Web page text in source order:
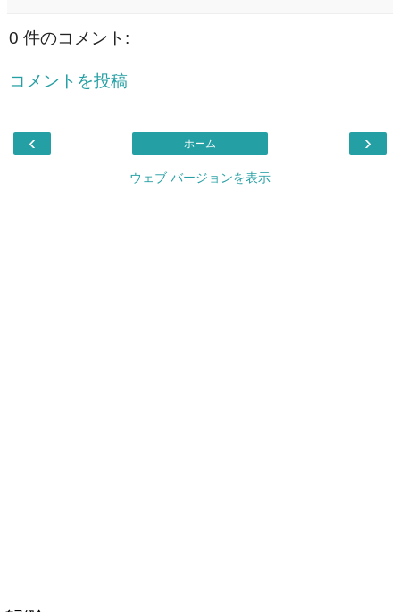
0 件のコメント:
コメントを投稿
‹ ›
ホーム
ウェブ バージョンを表示